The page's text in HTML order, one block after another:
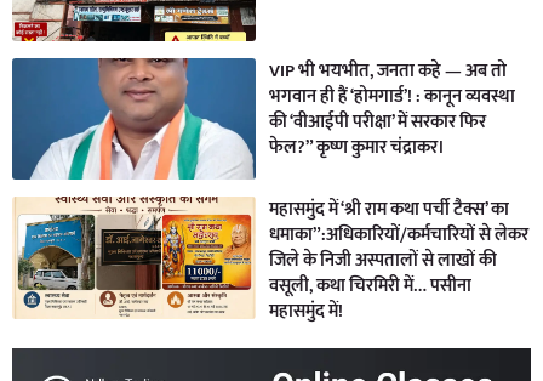
VIP भी भयभीत, जनता कहे — अब तो
भगवान ही हैं ‘होमगार्ड’! : कानून व्यवस्था
की ‘वीआईपी परीक्षा’ में सरकार फिर
फेल?” कृष्ण कुमार चंद्राकर।
महासमुंद में ‘श्री राम कथा पर्ची टैक्स’ का
धमाका”:अधिकारियों/कर्मचारियों से लेकर
जिले के निजी अस्पतालों से लाखों की
वसूली, कथा चिरमिरी में… पसीना
महासमुंद में!